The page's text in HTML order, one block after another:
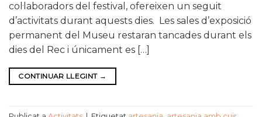
col·laboradors del festival, ofereixen un seguit
d’activitats durant aquests dies. Les sales d’exposició
permanent del Museu restaran tancades durant els
dies del Rec i únicament es […]
CONTINUAR LLEGINT →